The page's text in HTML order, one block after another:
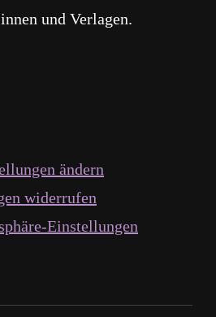
und Verlagen.
ändern
widerrufen
Einstellungen